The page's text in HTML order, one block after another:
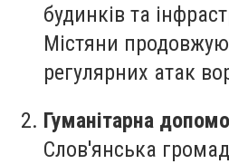
будинків та
Містяни
регулярних атак
Гуманітарна
Слов'янська